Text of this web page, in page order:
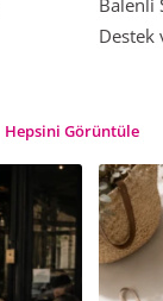
Destek
Hepsini Görüntüle